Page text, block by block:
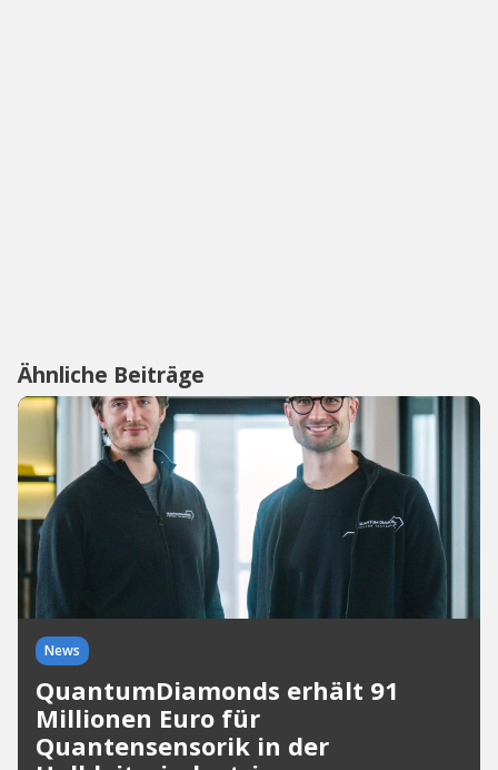
Ähnliche Beiträge
News
QuantumDiamonds erhält 91
Millionen Euro für
Quantensensorik in der